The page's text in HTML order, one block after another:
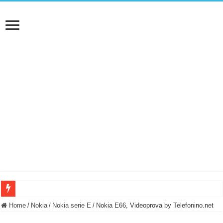
BASTA FATICARE! Questo robot tagliaerba lo appoggi e fa tutto lui! (Senza
Home / Nokia / Nokia serie E / Nokia E66, Videoprova by Telefonino.net